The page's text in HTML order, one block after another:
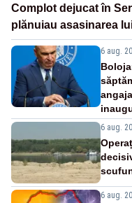
Complot dejucat în
plănuiau asasinarea
6 aug.
6 aug.
6 aug.